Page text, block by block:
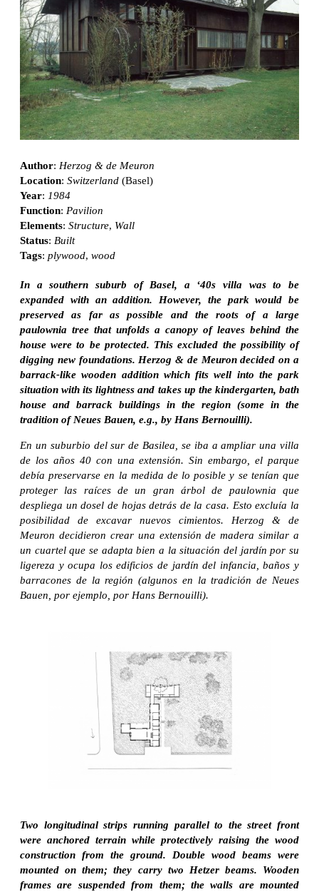
Author: Herzog & de Meuron
Location: Switzerland (Basel)
Year: 1984
Function: Pavilion
Elements: Structure, Wall
Status: Built
Tags: plywood, wood
In a southern suburb of Basel, a ‘40s villa was to be
expanded with an addition. However, the park would be
preserved as far as possible and the roots of a large
paulownia tree that unfolds a canopy of leaves behind the
house were to be protected. This excluded the possibility of
digging new foundations. Herzog & de Meuron decided on a
barrack-like wooden addition which fits well into the park
situation with its lightness and takes up the kindergarten, bath
house and barrack buildings in the region (some in the
tradition of Neues Bauen, e.g., by Hans Bernouilli).
En un suburbio del sur de Basilea, se iba a ampliar una villa
de los años 40 con una extensión. Sin embargo, el parque
debía preservarse en la medida de lo posible y se tenían que
proteger las raíces de un gran árbol de paulownia que
despliega un dosel de hojas detrás de la casa. Esto excluía la
posibilidad de excavar nuevos cimientos. Herzog & de
Meuron decidieron crear una extensión de madera similar a
un cuartel que se adapta bien a la situación del jardín por su
ligereza y ocupa los edificios de jardín del infancia, baños y
barracones de la región (algunos en la tradición de Neues
Bauen, por ejemplo, por Hans Bernouilli).
Two longitudinal strips running parallel to the street front
were anchored terrain while protectively raising the wood
construction from the ground. Double wood beams were
mounted on them; they carry two Hetzer beams. Wooden
frames are suspended from them; the walls are mounted